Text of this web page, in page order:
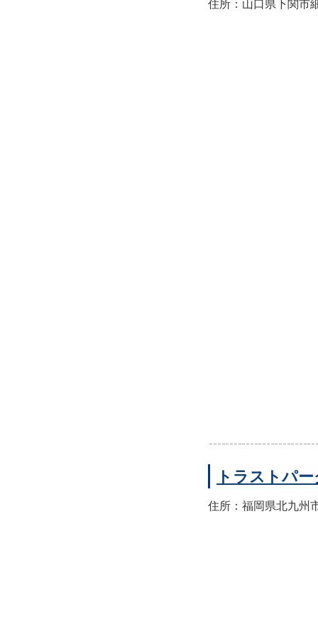
住所：山口県下関市
トラストパ
住所：福岡県北九州